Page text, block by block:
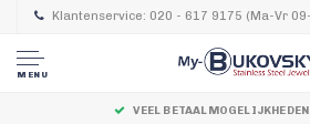
Klantenservice: 020 - 617 9175 (Ma-Vr
MENU
VEEL BETAALMOGELIJKHEDEN. OOK